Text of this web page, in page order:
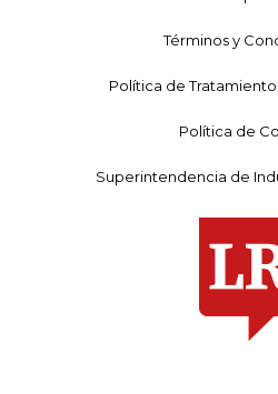
Términos y
Política de
Política de
Superintendencia de